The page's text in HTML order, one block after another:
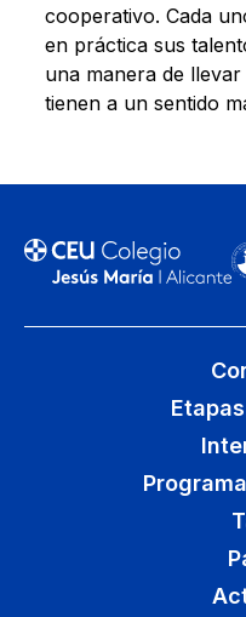
cooperativo. Cada
en práctica sus
una manera de
tienen a un sentido